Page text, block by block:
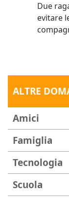
Due
evitare
ALTRE
Amici
Famiglia
Tecnologia
Scuola